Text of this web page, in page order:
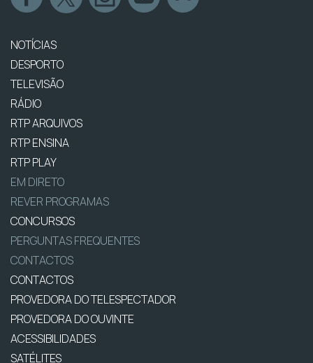
NOTÍCIAS
DESPORTO
TELEVISÃO
RÁDIO
RTP ARQUIVOS
RTP ENSINA
RTP PLAY
EM DIRETO
REVER PROGRAMAS
CONCURSOS
PERGUNTAS FREQUENTES
CONTACTOS
CONTACTOS
PROVEDORA DO TELESPECTADOR
PROVEDORA DO OUVINTE
ACESSIBILIDADES
SATÉLITES